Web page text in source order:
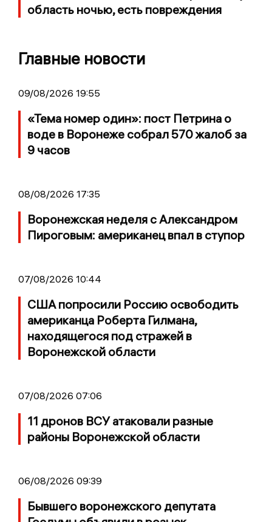
область ночью, есть повреждения
Главные новости
09/08/2026 19:55
«Тема номер один»: пост Петрина о
воде в Воронеже собрал 570 жалоб за
9 часов
08/08/2026 17:35
Воронежская неделя с Александром
Пироговым: американец впал в ступор
07/08/2026 10:44
США попросили Россию освободить
американца Роберта Гилмана,
находящегося под стражей в
Воронежской области
07/08/2026 07:06
11 дронов ВСУ атаковали разные
районы Воронежской области
06/08/2026 09:39
Бывшего воронежского депутата